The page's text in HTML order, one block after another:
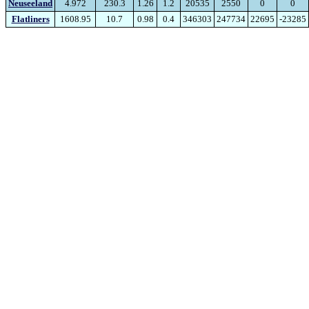
Neuseeland
4.972 230.3 1.26 1.2 20535 2550 0
0
Flatliners
1608.95 10.7 0.98 0.4 346303 247734 22695 -23285